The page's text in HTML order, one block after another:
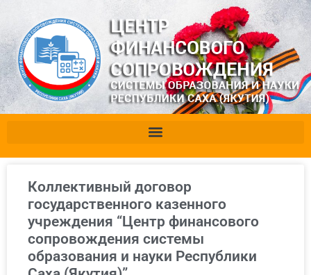
Коллективный договор
государственного казенного
учреждения “Центр финансового
сопровождения системы
образования и науки Республики